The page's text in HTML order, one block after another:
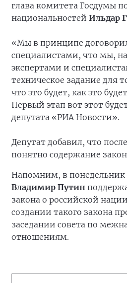
глава комитета Госдумы
национальностей Ильдар
«Мы в принципе
специалистами, что мы,
экспертами и
техническое задание для
что это будет, как это
Первый этап вот этот
депутата «РИА Новости».
Депутат добавил, что
понятно содержание
Напомним, в понедельник
Владимир Путин
закона о российской
создании такого закона
заседании совета по
отношениям.